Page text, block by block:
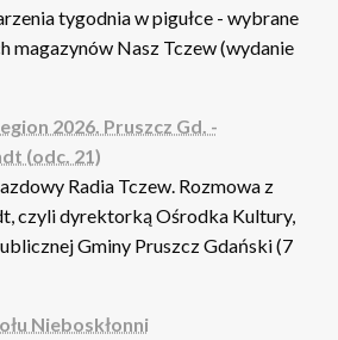
tygodnia w pigułce - wybrane
magazynów Nasz Tczew (wydanie
2026. Pruszcz Gd. -
(odc. 21)
Radia Tczew. Rozmowa z
czyli dyrektorką Ośrodka Kultury,
Gminy Pruszcz Gdański (7
Nieboskłonni